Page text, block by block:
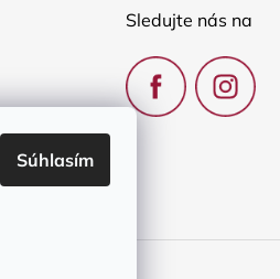
Súhlasím
Sledujte nás na